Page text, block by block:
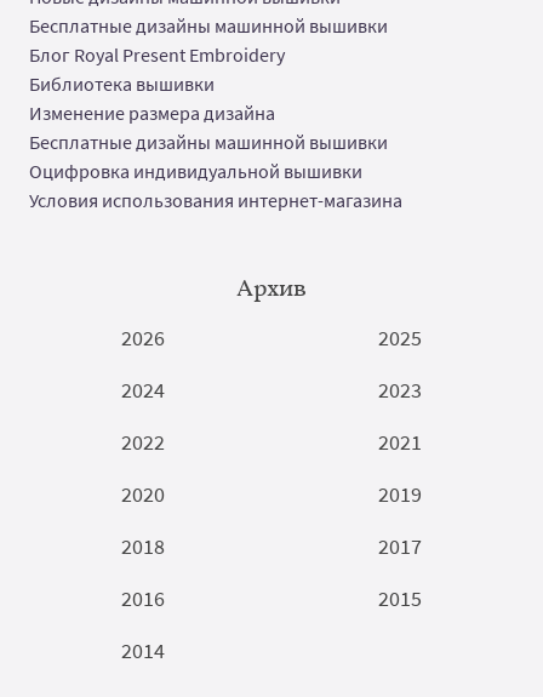
Бесплатные дизайны машинной вышивки
Блог Royal Present Embroidery
Библиотека вышивки
Изменение размера дизайна
Бесплатные дизайны машинной вышивки
Оцифровка индивидуальной вышивки
Условия использования интернет-магазина
Архив
2026
2025
2024
2023
2022
2021
2020
2019
2018
2017
2016
2015
2014